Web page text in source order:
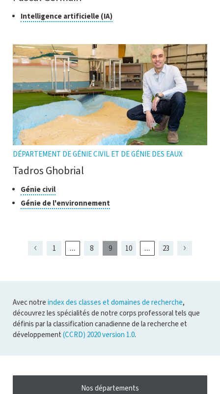
Classe
Intelligence artificielle (IA)Cliquer
l'infobulle
DÉPARTEMENT DE GÉNIE CIVIL ET DE GÉNIE DES EAUX
Tadros Ghobrial
Classes
de
recherche
Génie civilCliquer
pour
ouvrir
Génie de l'environnementCliquer
Page
Page
1 ...PagePage
8 Page
9
présentement
Page
10 ...PagePage
23
Page
Avec notre index des classes et domaines de recherche,
découvrez les spécialités de notre corps professoral tels que
définis par la classification canadienne de la recherche et
développement (CCRD) 2020 version 1.0.
Nos départements